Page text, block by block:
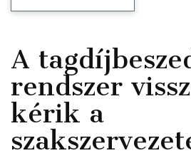
A
rendszer
kérik a